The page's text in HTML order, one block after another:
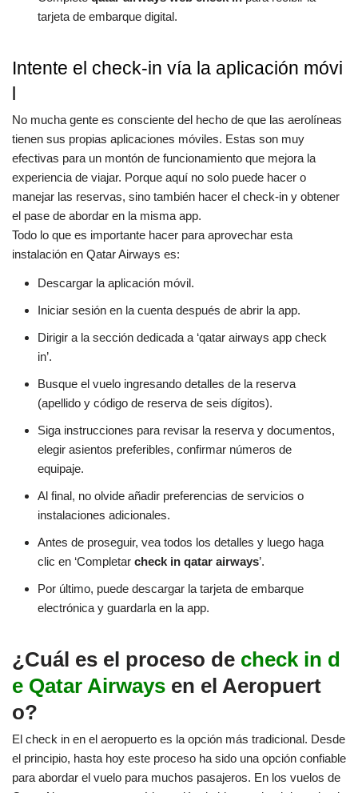
tarjeta de embarque digital.
Intente el check-in vía la aplicación móvi
No mucha gente es consciente del hecho de que las aerolíneas
tienen sus propias aplicaciones móviles. Estas son muy
efectivas para un montón de funcionamiento que mejora la
experiencia de viajar. Porque aquí no solo puede hacer o
manejar las reservas, sino también hacer el check-in y obtener
el pase de abordar en la misma app.
Todo lo que es importante hacer para aprovechar esta
instalación en Qatar Airways es:
Descargar la aplicación móvil.
Iniciar sesión en la cuenta después de abrir la app.
Dirigir a la sección dedicada a ‘qatar airways app check
in’.
Busque el vuelo ingresando detalles de la reserva
(apellido y código de reserva de seis dígitos).
Siga instrucciones para revisar la reserva y documentos,
elegir asientos preferibles, confirmar números de
equipaje.
Al final, no olvide añadir preferencias de servicios o
instalaciones adicionales.
Antes de proseguir, vea todos los detalles y luego haga
clic en ‘Completar check in qatar airways’.
Por último, puede descargar la tarjeta de embarque
electrónica y guardarla en la app.
¿Cuál es el proceso de check in d
e Qatar Airways en el Aeropuert
o?
El check in en el aeropuerto es la opción más tradicional. Desde
el principio, hasta hoy este proceso ha sido una opción confiable
para abordar el vuelo para muchos pasajeros. En los vuelos de